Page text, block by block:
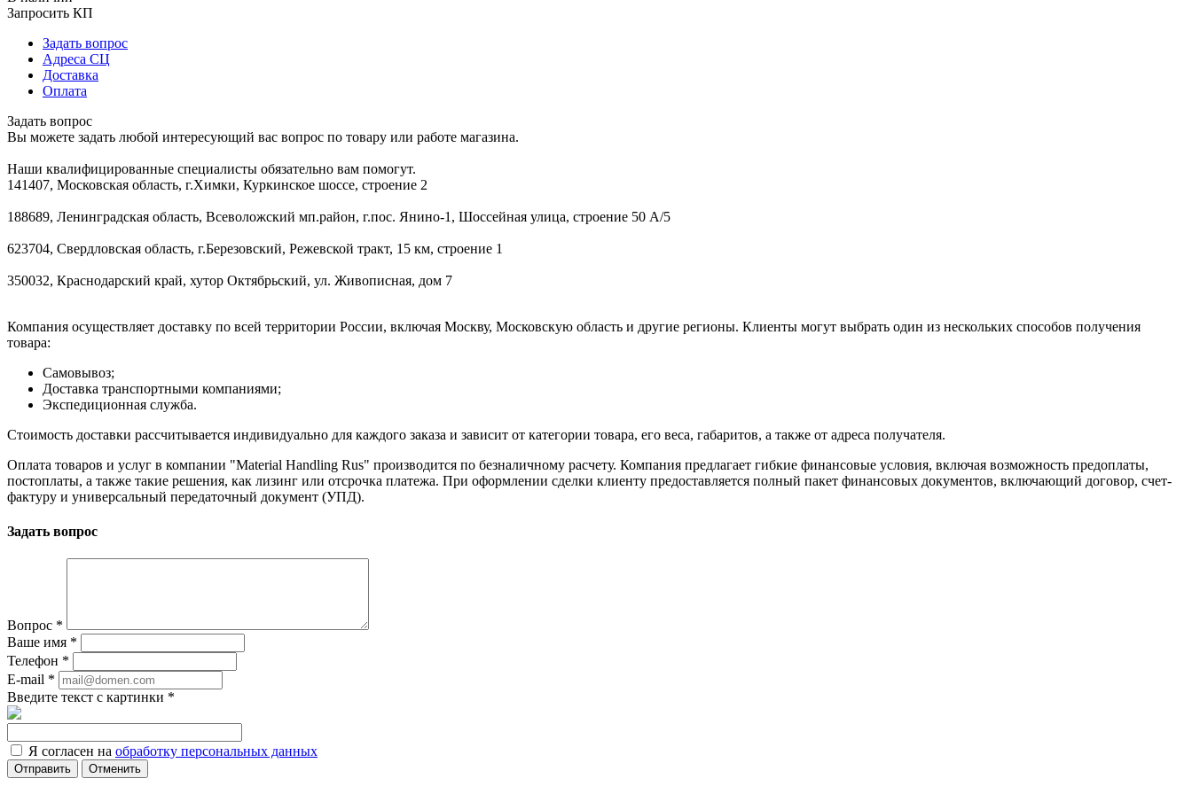
Запросить КП
Задать вопрос
Адреса СЦ
Доставка
Оплата
Задать вопрос
Вы можете задать любой интересующий вас вопрос по товару или работе магазина.
Наши квалифицированные специалисты обязательно вам помогут.
141407, Московская область, г.Химки, Куркинское шоссе, строение 2
188689, Ленинградская область, Всеволожский мп.район, г.пос. Янино-1, Шоссейная улица, строение 50 А/5
623704, Свердловская область, г.Березовский, Режевской тракт, 15 км, строение 1
350032, Краснодарский край, хутор Октябрьский, ул. Живописная, дом 7
Компания осуществляет доставку по всей территории России, включая Москву, Московскую область и другие регионы. Клиенты могут выбрать один из нескольких способов получения
товара:
Самовывоз;
Доставка транспортными компаниями;
Экспедиционная служба.
Стоимость доставки рассчитывается индивидуально для каждого заказа и зависит от категории товара, его веса, габаритов, а также от адреса получателя.
Оплата товаров и услуг в компании "Material Handling Rus" производится по безналичному расчету. Компания предлагает гибкие финансовые условия, включая возможность предоплаты,
постоплаты, а также такие решения, как лизинг или отсрочка платежа. При оформлении сделки клиенту предоставляется полный пакет финансовых документов, включающий договор, счет-
фактуру и универсальный передаточный документ (УПД).
Задать вопрос
Вопрос *
Ваше имя *
Телефон *
E-mail *
Введите текст с картинки *
Я согласен на обработку персональных данных
Отменить